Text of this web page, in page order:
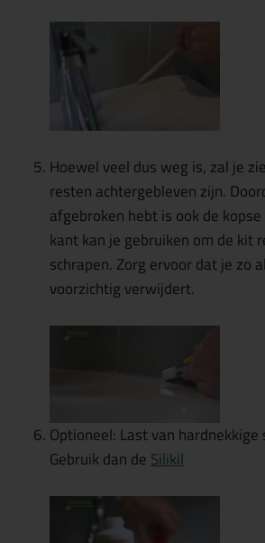
Hoewel veel dus weg is, zal je
resten achtergebleven zijn.
afgebroken hebt is ook de
kant kan je gebruiken om de kit
schrapen. Zorg ervoor dat je zo
voorzichtig verwijdert.
Optioneel: Last van
Gebruik dan deSilikil